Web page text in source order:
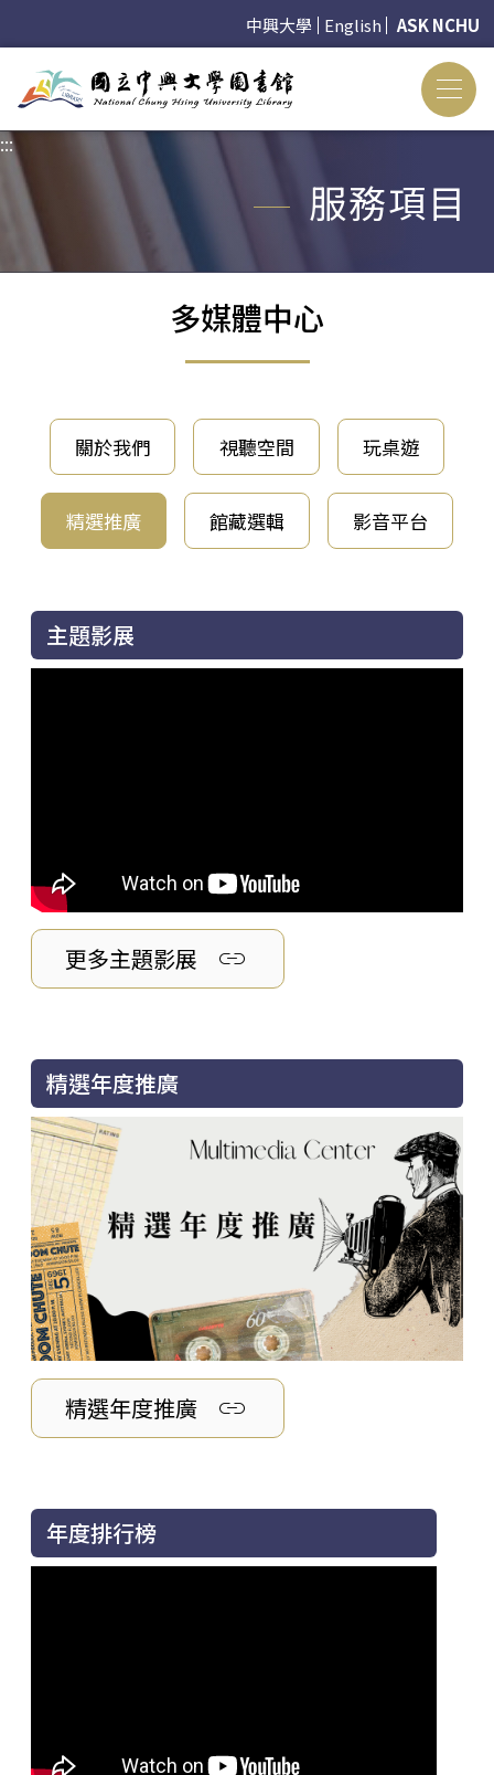
中興大學 English ASK NCHU
:::
服務項目
多媒體中心
關於我們 視聽空間 玩桌遊
精選推廣 館藏選輯 影音平台
主題影展
更多主題影展 link
精選年度推廣
精選年度推廣 link
年度排行榜